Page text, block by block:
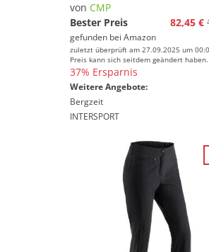
von CMP
Bester Preis
82,45 €
gefunden bei Amazon
zuletzt überprüft am 27.09.2025 um
Preis kann sich seitdem geändert haben.
37% Ersparnis
Weitere Angebote:
Bergzeit
INTERSPORT